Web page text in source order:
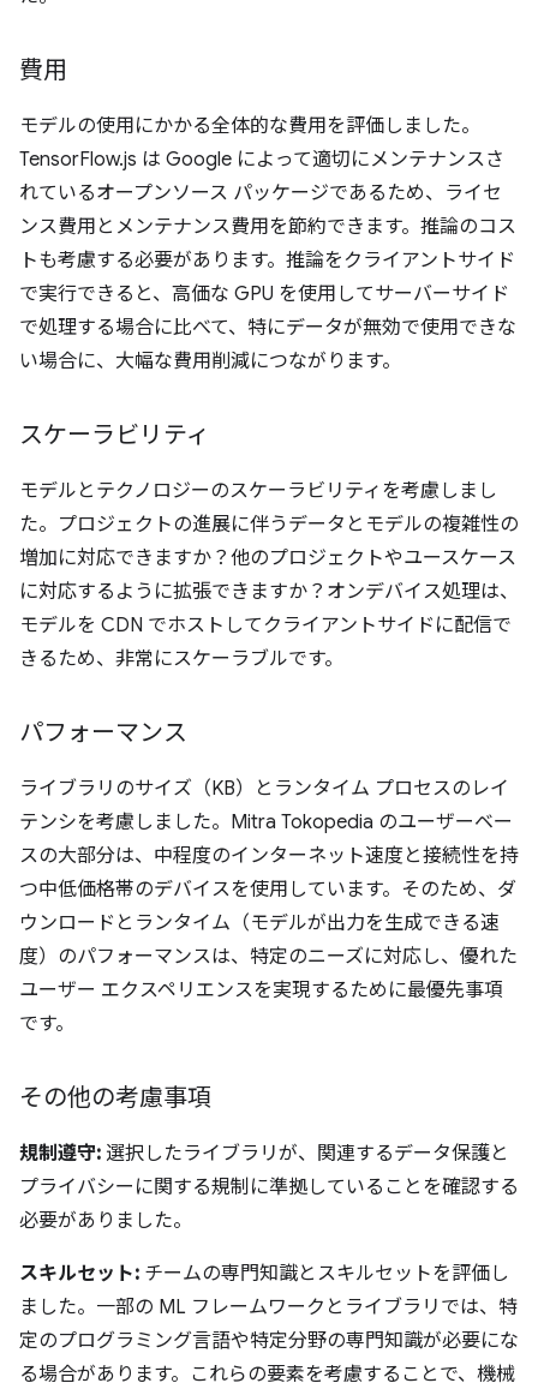
費用
モデルの使用にかかる全体的な費用を評価しました。
TensorFlow.js は Google によって適切にメンテナンスさ
れているオープンソース パッケージであるため、ライセ
ンス費用とメンテナンス費用を節約できます。推論のコス
トも考慮する必要があります。推論をクライアントサイド
で実行できると、高価な GPU を使用してサーバーサイド
で処理する場合に比べて、特にデータが無効で使用できな
い場合に、大幅な費用削減につながります。
スケーラビリティ
モデルとテクノロジーのスケーラビリティを考慮しまし
た。プロジェクトの進展に伴うデータとモデルの複雑性の
増加に対応できますか？他のプロジェクトやユースケース
に対応するように拡張できますか？オンデバイス処理は、
モデルを CDN でホストしてクライアントサイドに配信で
きるため、非常にスケーラブルです。
パフォーマンス
ライブラリのサイズ（KB）とランタイム プロセスのレイ
テンシを考慮しました。Mitra Tokopedia のユーザーベー
スの大部分は、中程度のインターネット速度と接続性を持
つ中低価格帯のデバイスを使用しています。そのため、ダ
ウンロードとランタイム（モデルが出力を生成できる速
度）のパフォーマンスは、特定のニーズに対応し、優れた
ユーザー エクスペリエンスを実現するために最優先事項
です。
その他の考慮事項
規制遵守: 選択したライブラリが、関連するデータ保護と
プライバシーに関する規制に準拠していることを確認する
必要がありました。
スキルセット: チームの専門知識とスキルセットを評価し
ました。一部の ML フレームワークとライブラリでは、特
定のプログラミング言語や特定分野の専門知識が必要にな
る場合があります。これらの要素を考慮することで、機械